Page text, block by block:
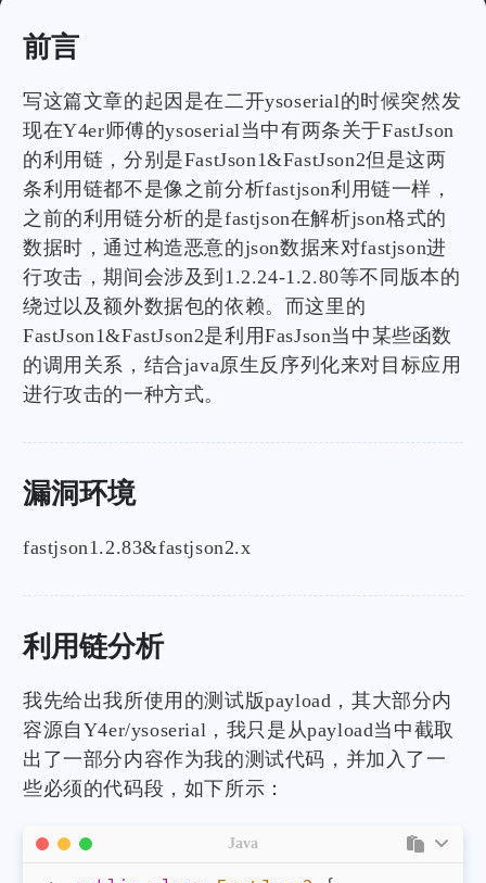
前言
写这篇文章的起因是在二开ysoserial的时候突然发
现在Y4er师傅的ysoserial当中有两条关于FastJson
的利用链，分别是FastJson1&FastJson2但是这两
条利用链都不是像之前分析fastjson利用链一样，
之前的利用链分析的是fastjson在解析json格式的
数据时，通过构造恶意的json数据来对fastjson进
行攻击，期间会涉及到1.2.24-1.2.80等不同版本的
绕过以及额外数据包的依赖。而这里的
FastJson1&FastJson2是利用FasJson当中某些函数
的调用关系，结合java原生反序列化来对目标应用
进行攻击的一种方式。
漏洞环境
fastjson1.2.83&fastjson2.x
利用链分析
我先给出我所使用的测试版payload，其大部分内
容源自Y4er/ysoserial，我只是从payload当中截取
出了一部分内容作为我的测试代码，并加入了一
些必须的代码段，如下所示：
Java